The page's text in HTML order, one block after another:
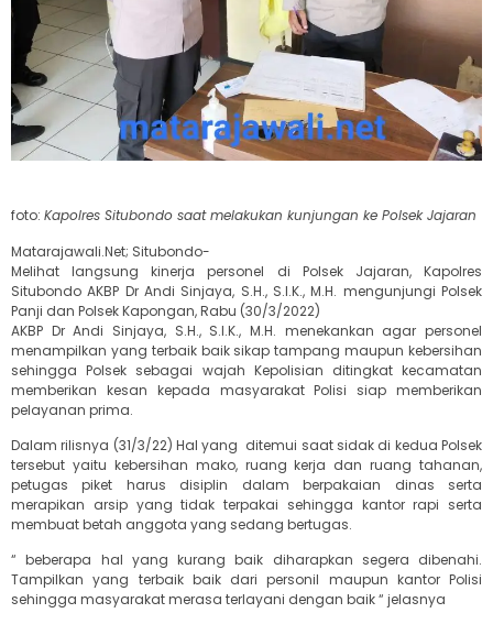
foto: Kapolres Situbondo saat melakukan kunjungan ke Polsek Jajaran
Matarajawali.Net; Situbondo-
Melihat langsung kinerja personel di Polsek Jajaran, Kapolres
Situbondo AKBP Dr Andi Sinjaya, S.H., S.I.K., M.H. mengunjungi Polsek
Panji dan Polsek Kapongan, Rabu (30/3/2022)
AKBP Dr Andi Sinjaya, S.H., S.I.K., M.H. menekankan agar personel
menampilkan yang terbaik baik sikap tampang maupun kebersihan
sehingga Polsek sebagai wajah Kepolisian ditingkat kecamatan
memberikan kesan kepada masyarakat Polisi siap memberikan
pelayanan prima.
Dalam rilisnya (31/3/22) Hal yang ditemui saat sidak di kedua Polsek
tersebut yaitu kebersihan mako, ruang kerja dan ruang tahanan,
petugas piket harus disiplin dalam berpakaian dinas serta
merapikan arsip yang tidak terpakai sehingga kantor rapi serta
membuat betah anggota yang sedang bertugas.
“ beberapa hal yang kurang baik diharapkan segera dibenahi.
Tampilkan yang terbaik baik dari personil maupun kantor Polisi
sehingga masyarakat merasa terlayani dengan baik “ jelasnya